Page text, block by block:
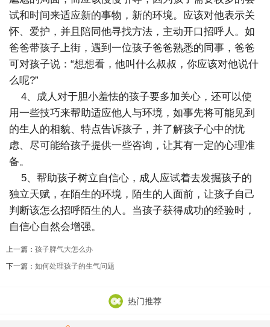
试和时间来适应新的事物，新的环境。应该对他表示关
怀、爱护，并且陪同他寻找方法，主动开口招呼人。如
爸爸带孩子上街，遇到一位孩子爸爸熟悉的同事，爸爸
可对孩子说：“想想看，他叫什么叔叔，你应该对他说什
么呢?”
4、成人对于胆小羞怯的孩子要多加关心，还可以使
用一些技巧来帮助适应他人与环境，如事先将可能见到
的生人的相貌、特点告诉孩子，并了解孩子心中的忧
虑、尽可能给孩子提供一些咨询，让其有一定的心理准
备。
5、帮助孩子树立自信心，成人应试着去发掘孩子的
独立天赋，在陌生的环境，陌生的人面前，让孩子自己
判断该怎么招呼陌生的人。当孩子获得成功的经验时，
自信心自然会增强。
上一篇： 孩子脾气大怎么办
下一篇： 如何处理孩子的生气问题
热门推荐